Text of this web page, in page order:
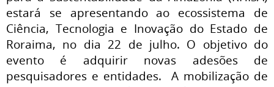
estará se apresentando ao ecossistema de
Ciência, Tecnologia e Inovação do Estado de
Roraima, no dia 22 de julho. O objetivo do
evento é adquirir novas adesões de
pesquisadores e entidades. A mobilização de